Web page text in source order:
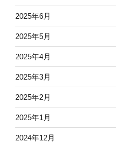
2025年6月
2025年5月
2025年4月
2025年3月
2025年2月
2025年1月
2024年12月